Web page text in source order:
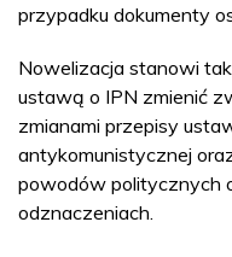
przypadku dokumenty
Nowelizacja stanowi
ustawą o IPN zmienić
zmianami przepisy
antykomunistycznej
powodów politycznych
odznaczeniach.